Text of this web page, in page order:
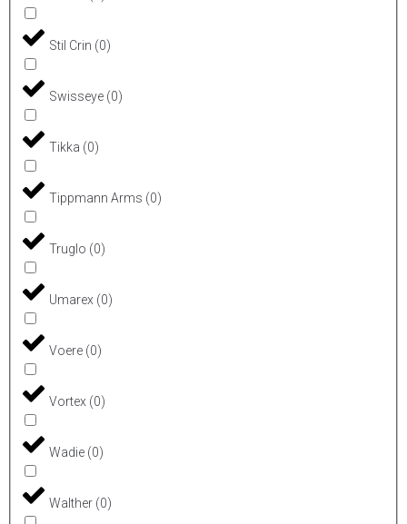
Stil Crin (0)
Swisseye (0)
Tikka (0)
Tippmann Arms (0)
Truglo (0)
Umarex (0)
Voere (0)
Vortex (0)
Wadie (0)
Walther (0)